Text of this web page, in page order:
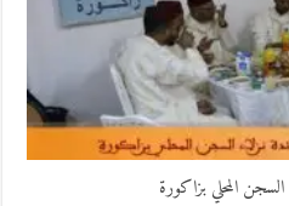
المحلي بزاكورة